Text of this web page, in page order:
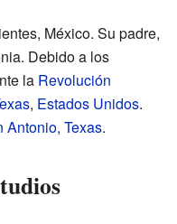
México. Su padre,
Debido a los
la Revolución
, Estados Unidos.
Antonio, Texas.